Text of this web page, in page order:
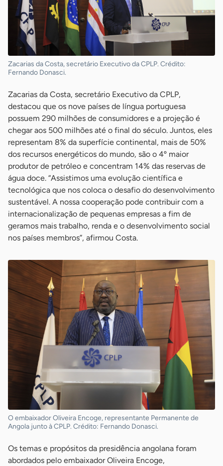
Zacarias da Costa, secretário Executivo da CPLP. Crédito:
Fernando Donasci.
Zacarias da Costa, secretário Executivo da CPLP,
destacou que os nove países de língua portuguesa
possuem 290 milhões de consumidores e a projeção é
chegar aos 500 milhões até o final do século. Juntos, eles
representam 8% da superfície continental, mais de 50%
dos recursos energéticos do mundo, são o 4º maior
produtor de petróleo e concentram 14% das reservas de
água doce. “Assistimos uma evolução científica e
tecnológica que nos coloca o desafio do desenvolvimento
sustentável. A nossa cooperação pode contribuir com a
internacionalização de pequenas empresas a fim de
geramos mais trabalho, renda e o desenvolvimento social
nos países membros”, afirmou Costa.
O embaixador Oliveira Encoge, representante Permanente de
Angola junto à CPLP. Crédito: Fernando Donasci.
Os temas e propósitos da presidência angolana foram
abordados pelo embaixador Oliveira Encoge,